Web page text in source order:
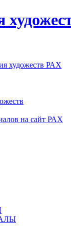
художеств РАХ
на сайт РАХ